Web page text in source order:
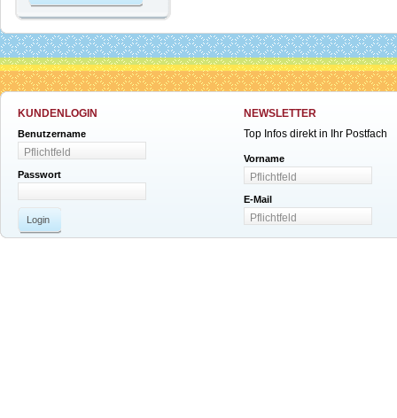
KUNDENLOGIN
Benutzername
Passwort
Login
NEWSLETTER
Top Infos direkt in Ihr Postfach
Vorname
E-Mail